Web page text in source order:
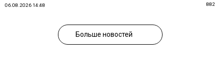
06.08.2026 14:48 882
Больше новостей